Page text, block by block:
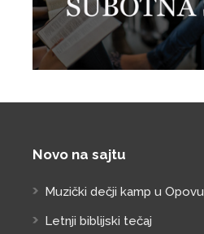
Novo na sajtu
Muzički dečji kamp u Opovu
Letnji biblijski tečaj